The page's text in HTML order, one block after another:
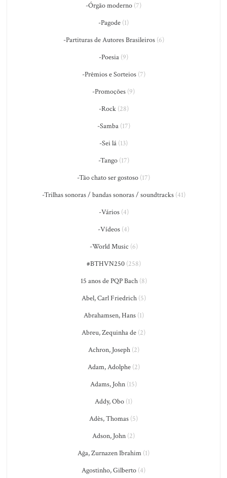
-Órgão moderno (7)
-Pagode (1)
-Partituras de Autores Brasileiros(6)
-Poesia (9)
-Prêmios e Sorteios(7)
-Promoções (9)
-Rock(28)
-Samba(17)
-Sei lá (13)
-Tango(17)
-Tão chato ser gostoso (17)
-Trilhas sonoras / bandas sonoras / soundtracks(41)
-Vários(4)
-Vídeos (4)
-World Music (6)
#BTHVN250(258)
15 anos de PQP Bach(8)
Abel, Carl Friedrich(5)
Abrahamsen, Hans(1)
Abreu, Zequinha de (2)
Achron, Joseph(2)
Adam, Adolphe(2)
Adams, John (15)
Addy, Obo (1)
Adès, Thomas (5)
Adson, John (2)
Ağa, Zurnazen Ibrahim (1)
Agostinho, Gilberto (4)